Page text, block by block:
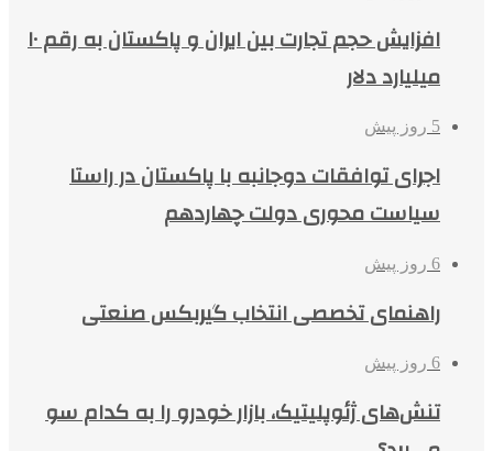
افزایش حجم تجارت بین ایران و پاکستان به رقم ۱۰
میلیارد دلار
5 روز پیش
اجرای توافقات دوجانبه با پاکستان در راستا
سیاست محوری دولت چهاردهم
6 روز پیش
راهنمای تخصصی انتخاب گیربکس صنعتی
6 روز پیش
تنش‌های ژئوپلیتیک، بازار خودرو را به کدام سو